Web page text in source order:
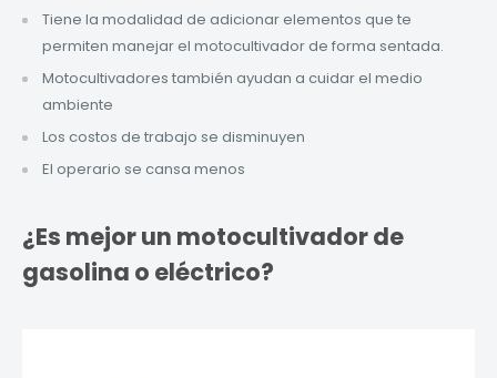
Tiene la modalidad de adicionar elementos que te
permiten manejar el motocultivador de forma sentada.
Motocultivadores también ayudan a cuidar el medio
ambiente
Los costos de trabajo se disminuyen
El operario se cansa menos
¿Es mejor un motocultivador de
gasolina o eléctrico?